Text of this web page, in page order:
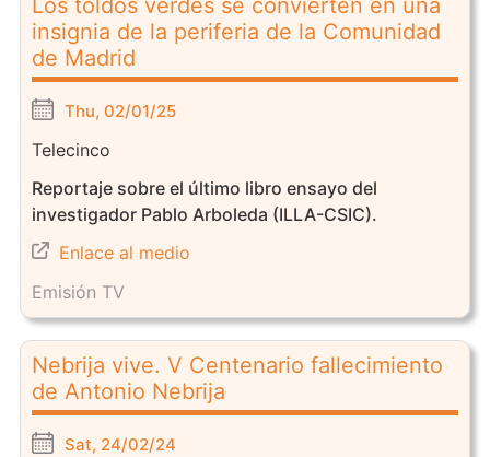
Los toldos verdes se convierten en una
insignia de la periferia de la Comunidad
de Madrid
Thu, 02/01/25
Telecinco
Reportaje sobre el último libro ensayo del
investigador Pablo Arboleda (ILLA-CSIC).
Enlace al medio
Emisión TV
Nebrija vive. V Centenario fallecimiento
de Antonio Nebrija
Sat, 24/02/24